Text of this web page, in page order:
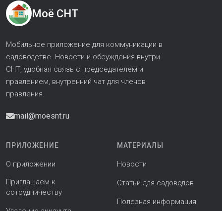
Моё СНТ
Мобильное приложение для коммуникации в
садоводстве. Новости и обсуждения внутри
СНТ, удобная связь с председателем и
правлением, внутренний чат для членов
правления.
mail@moesnt.ru
ПРИЛОЖЕНИЕ
О приложении
Приглашаем к
сотрудничеству
МАТЕРИАЛЫ
Новости
Статьи для садоводов
Полезная информация